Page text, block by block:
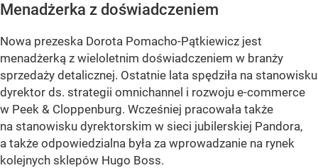
Menadżerka z doświadczeniem
Nowa prezeska Dorota Pomacho-Pątkiewicz jest
menadżerką z wieloletnim doświadczeniem w branży
sprzedaży detalicznej. Ostatnie lata spędziła na stanowisku
dyrektor ds. strategii omnichannel i rozwoju e-commerce
w Peek & Cloppenburg. Wcześniej pracowała także
na stanowisku dyrektorskim w sieci jubilerskiej Pandora,
a także odpowiedzialna była za wprowadzanie na rynek
kolejnych sklepów Hugo Boss.